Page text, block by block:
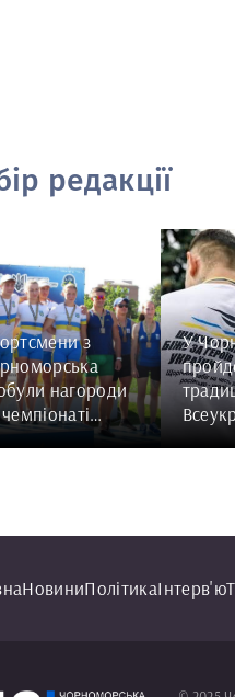
редакції
з
нагороди
з
У
НовиниПолітикаІнтерв'ю